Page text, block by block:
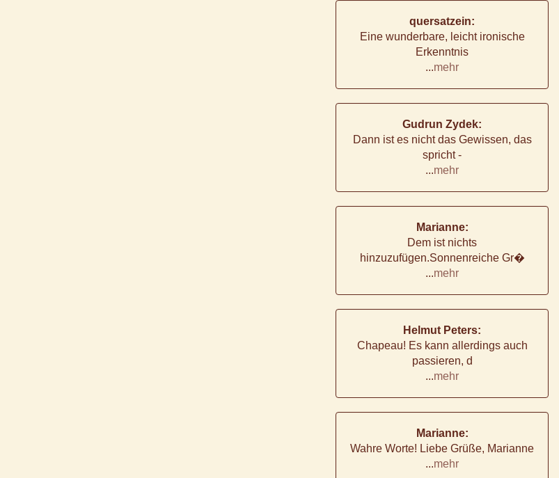
quersatzein:
Eine wunderbare, leicht ironische
Erkenntnis
...mehr
Gudrun Zydek:
Dann ist es nicht das Gewissen, das
spricht -
...mehr
Marianne:
Dem ist nichts
hinzuzufügen.Sonnenreiche Gr�
...mehr
Helmut Peters:
Chapeau! Es kann allerdings auch
passieren, d
...mehr
Marianne:
Wahre Worte! Liebe Grüße, Marianne
...mehr